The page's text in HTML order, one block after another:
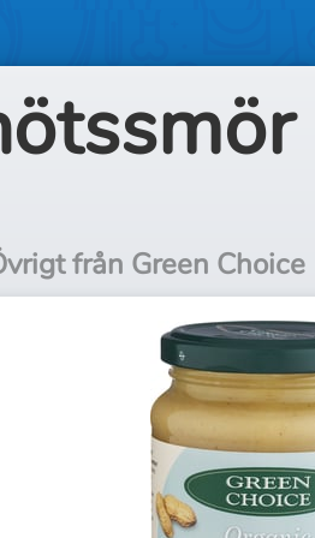
från Green Choice